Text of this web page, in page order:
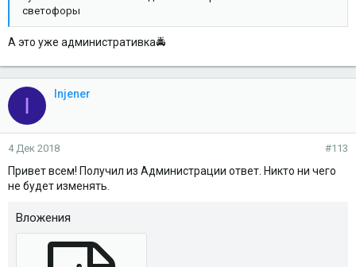
светофоры
А это уже административка🚔
I Injener
4 Дек 2018 #113
Привет всем! Получил из Администрации ответ. Никто ни чего
не будет изменять.
Вложения